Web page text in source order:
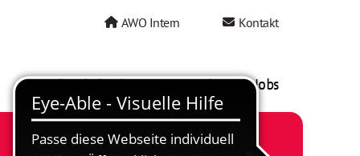
AWO Intern Kontakt
AWO als Arbeitgeber Mein AWO Jobs